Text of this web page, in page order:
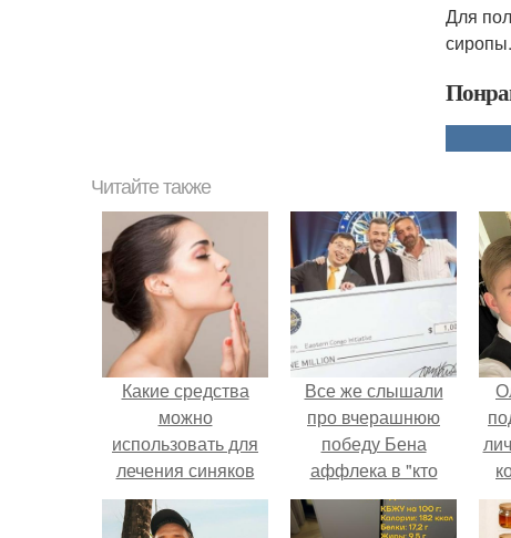
Для
сиропы.
Читайте также
Какие средства
можно
использовать для
лечения синяков
под глазами
Все же слышали
про вчерашнюю
победу Бена
аффлека в "кто
хочет стать
миллионером?